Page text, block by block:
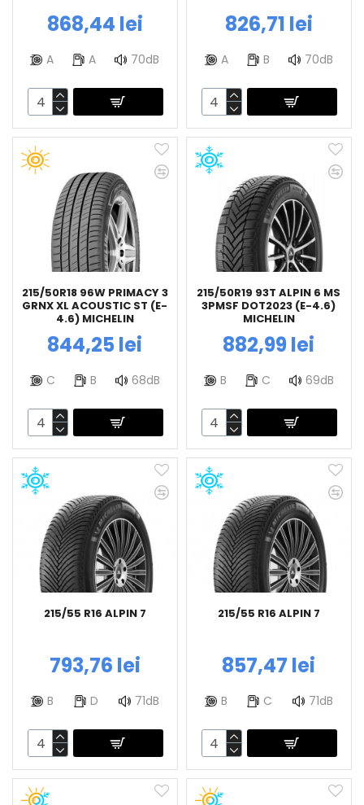
868,44 lei
A A 70dB
826,71 lei
A B 70dB
215/50R18 96W PRIMACY 3
GRNX XL ACOUSTIC ST (E-
4.6) MICHELIN
844,25 lei
C B 68dB
215/50R19 93T ALPIN 6 MS
3PMSF DOT2023 (E-4.6)
MICHELIN
882,99 lei
B C 69dB
215/55 R16 ALPIN 7
793,76 lei
B D 71dB
215/55 R16 ALPIN 7
857,47 lei
B C 71dB